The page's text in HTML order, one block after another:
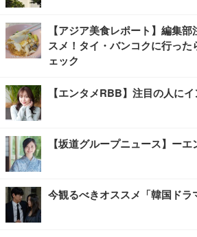
【アジア美食レポート】編集
スメ！タイ・バンコクに行っ
ェック
【エンタメRBB】注目の人に
【坂道グループニュース】ー
今観るべきオススメ「韓国ドラ